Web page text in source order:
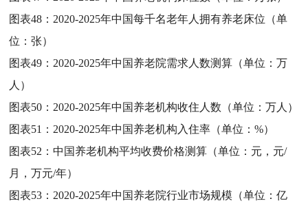
图表48： 2020-2025年中国每千名老年人拥有养老床位（单
位：张）
图表49： 2020-2025年中国养老院需求人数测算（单位：万
人）
图表50： 2020-2025年中国养老机构收住人数（单位：万人）
图表51： 2020-2025年中国养老机构入住率（单位：%）
图表52：中国养老机构平均收费价格测算（单位：元，元/
月，万元/年）
图表53： 2020-2025年中国养老院行业市场规模（单位：亿